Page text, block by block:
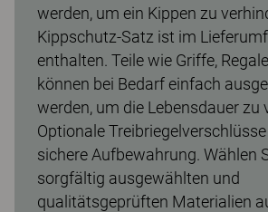
werden, um ein Kippen zu
Kippschutz-Satz ist im
enthalten. Teile wie Griffe,
können bei Bedarf einfach
werden, um die Lebensdauer zu
Optionale
sichere Aufbewahrung. Wählen
sorgfältig ausgewählten und
qualitätsgeprüften Materialien